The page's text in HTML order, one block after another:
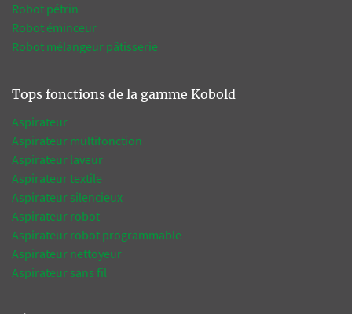
Robot pétrin
Robot éminceur
Robot mélangeur pâtisserie
Tops fonctions de la gamme Kobold
Aspirateur
Aspirateur multifonction
Aspirateur laveur
Aspirateur textile
Aspirateur silencieux
Aspirateur robot
Aspirateur robot programmable
Aspirateur nettoyeur
Aspirateur sans fil